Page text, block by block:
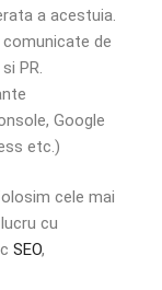
a acestuia.
comunicate de
PR.
Google
etc.)
cele mai
cu
SEO,